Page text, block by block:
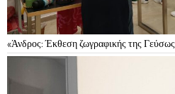
«Άνδρος: Έκθεση ζωγραφικής της